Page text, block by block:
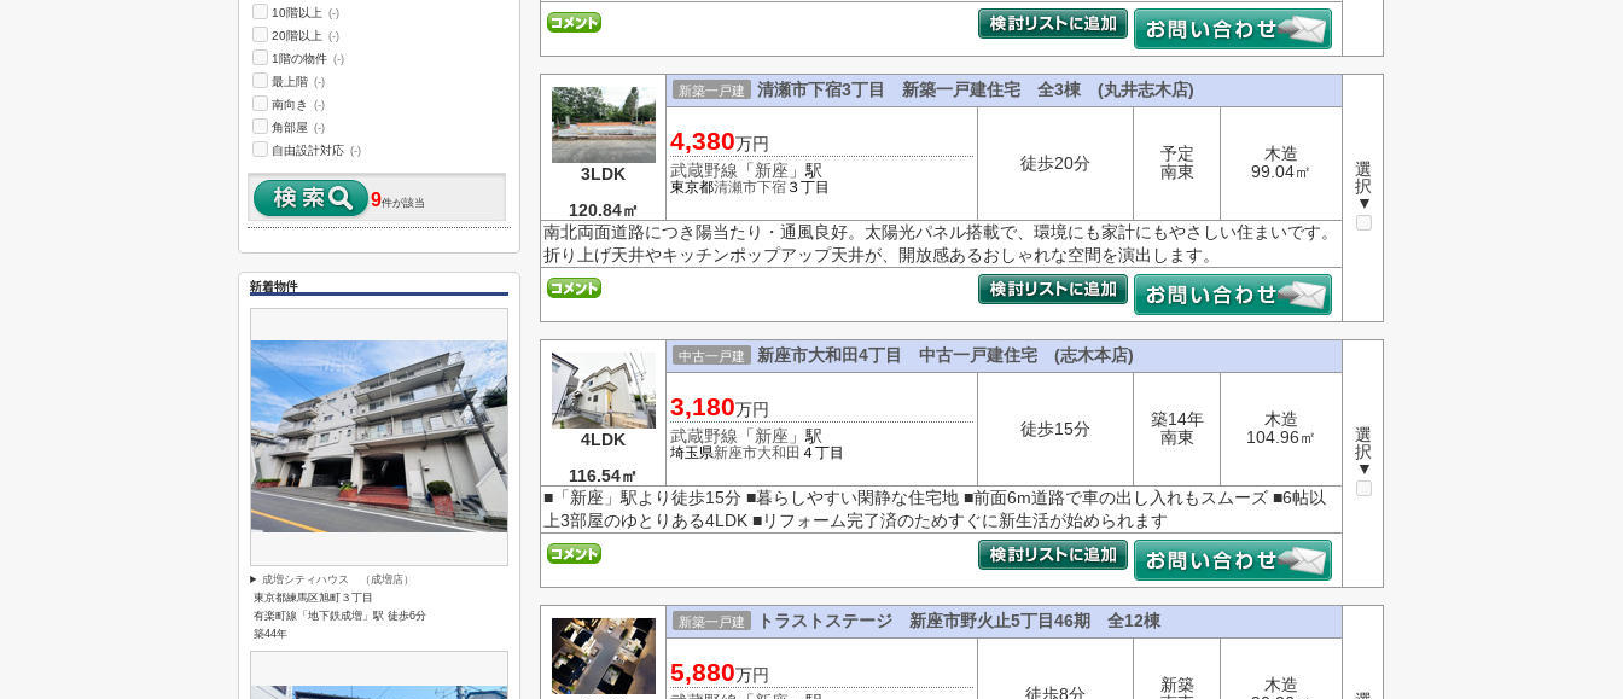
3LDK
120.84㎡
新築一戸建 清瀬市下宿3丁目 新築一戸建住宅 全3棟 (丸井志木店)
選
択
▼
4,380万円
武蔵野線 「新座 」駅
東京都清瀬市下宿 ３丁目
徒歩20分
予定
南東
木造
99.04㎡
南北両面道路につき陽当たり・通風良好。太陽光パネル搭載で、環境にも家計にもやさしい住まいです。
折り上げ天井やキッチンポップアップ天井が、開放感あるおしゃれな空間を演出します。
4LDK
116.54㎡
中古一戸建 新座市大和田4丁目 中古一戸建住宅 (志木本店)
選
択
▼
3,180万円
武蔵野線 「新座 」駅
埼玉県新座市大和田 ４丁目
徒歩15分
築14年
南東
木造
104.96㎡
■「新座」駅より徒歩15分 ■暮らしやすい閑静な住宅地 ■前面6m道路で車の出し入れもスムーズ ■6帖以
上3部屋のゆとりある4LDK ■リフォーム完了済のためすぐに新生活が始められます
新築一戸建 トラストステージ 新座市野火止5丁目46期 全12棟
5,880万円
徒歩8分
新築
木造
10階以上 (-)
20階以上 (-)
1階の物件 (-)
最上階 (-)
南向き (-)
角部屋 (-)
自由設計対応 (-)
9件が該当
新着物件
成増シティハウス （成増店）
東京都練馬区旭町３丁目
有楽町線「地下鉄成増」駅 徒歩6分
築44年